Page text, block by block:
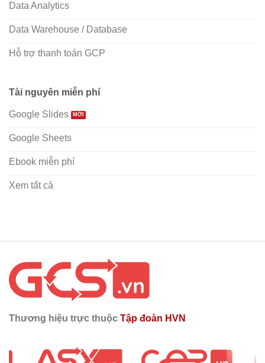
Data Analytics
Data Warehouse / Database
Hỗ trợ thanh toán GCP
Tài nguyên miễn phí
Google Slides
Google Sheets
Ebook miễn phí
Xem tất cả
Thương hiệu trực thuộc Tập đoàn HVN